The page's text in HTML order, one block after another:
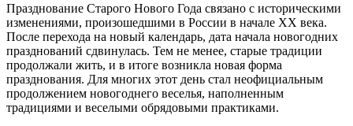
Празднование Старого Нового Года связано с историческими
изменениями, произошедшими в России в начале XX века.
После перехода на новый календарь, дата начала новогодних
празднований сдвинулась. Тем не менее, старые традиции
продолжали жить, и в итоге возникла новая форма
празднования. Для многих этот день стал неофициальным
продолжением новогоднего веселья, наполненным
традициями и веселыми обрядовыми практиками.